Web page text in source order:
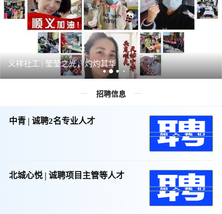
义祥社工 | 莹莹之光，灼灼其华
招聘信息
中青 | 诚聘2名专业人才
北城心悦 | 诚聘项目主管等人才